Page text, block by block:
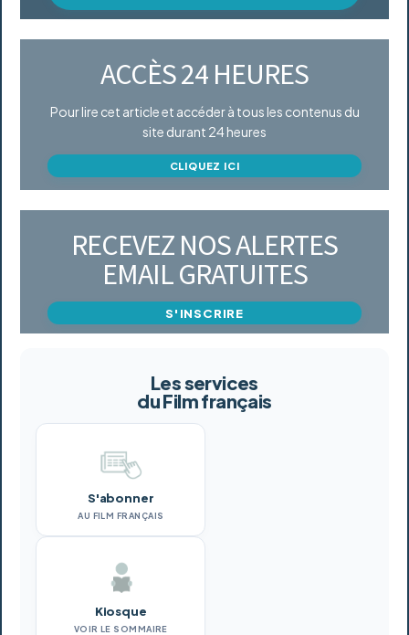
ACCÈS 24 HEURES
Pour lire cet article et accéder à tous les contenus du
site durant 24 heures
CLIQUEZ ICI
RECEVEZ NOS ALERTES
EMAIL GRATUITES
S'INSCRIRE
Les services
du Film français
S'abonner
AU FILM FRANÇAIS
Kiosque
VOIR LE SOMMAIRE